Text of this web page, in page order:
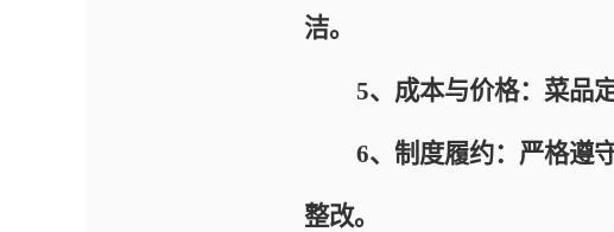
洁。
5、成本与价格：菜品定
6、制度履约：严格遵守
整改。